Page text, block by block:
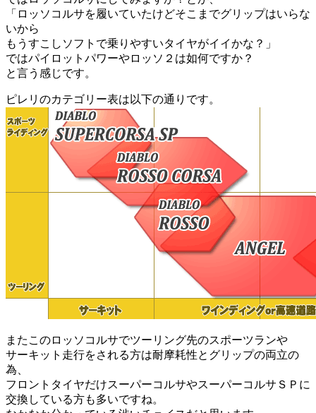
「ロッソコルサを履いていたけどそこまでグリップはいらな
いから
もうすこしソフトで乗りやすいタイヤがイイかな？」
ではパイロットパワーやロッソ２は如何ですか？
と言う感じです。
ピレリのカテゴリー表は以下の通りです。
またこのロッソコルサでツーリング先のスポーツランや
サーキット走行をされる方は耐摩耗性とグリップの両立の
為、
フロントタイヤだけスーパーコルサやスーパーコルサＳＰに
交換している方も多いですね。